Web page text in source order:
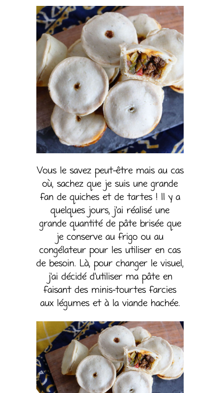
Vous le savez peut-être mais au cas
où, sachez que je suis une grande
fan de quiches et de tartes ! Il y a
quelques jours, j’ai réalisé une
grande quantité de pâte brisée que
je conserve au frigo ou au
congélateur pour les utiliser en cas
de besoin. Là, pour changer le visuel,
j’ai décidé d’utiliser ma pâte en
faisant des minis-tourtes farcies
aux légumes et à la viande hachée.